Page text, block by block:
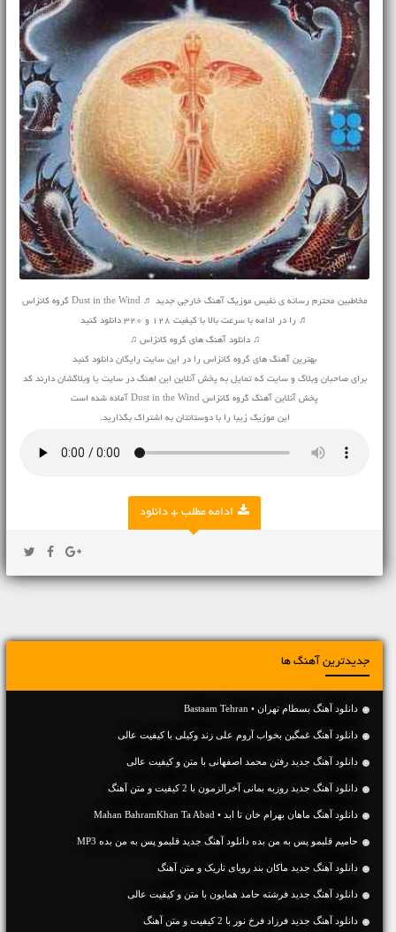
مخاطبین محترم رسانه ی نفیس موزیک آهنگ خارجی جدید ♬ Dust in the Wind گروه کانزاس
♬ را در ادامه با سرعت بالا با کیفیت 128 و 320 دانلود کنید
♫ دانلود آهنگ های گروه کانزاس ♫
بهترین آهنگ های گروه کانزاس را در این سایت رایگان دانلود کنید
برای صاحبان وبلاگ و سایت که تمایل به پخش آنلاین این اهنگ در سایت یا وبلاگشان دارند کد
پخش آنلاین آهنگ گروه کانزاس Dust in the Wind آماده شده است
این موزیک زیبا را با دوستانتان به اشتراک بگذارید.
ادامه مطلب + دانلود
جدیدترین آهنگ ها
دانلود آهنگ بسطام تهران • Bastaam Tehran
دانلود آهنگ غمگین بخواب آروم علی زند وکیلی با کیفیت عالی
دانلود آهنگ جديد رفتن محمد اصفهانی با متن و کیفیت عالی
دانلود آهنگ جديد روزبه بمانی آخرالزمون با 2 کیفیت و متن آهنگ
دانلود آهنگ ماهان بهرام خان تا ابد • Mahan BahramKhan Ta Abad
حامیم قلبمو پس به من بده دانلود آهنگ جدید قلبمو پس به من بده MP3
دانلود آهنگ جديد ماکان بند رویای تاریک و متن آهنگ
دانلود آهنگ جديد فرشته حامد همایون با متن و کیفیت عالی
دانلود آهنگ جديد فرزاد فرخ نور با 2 کیفیت و متن آهنگ